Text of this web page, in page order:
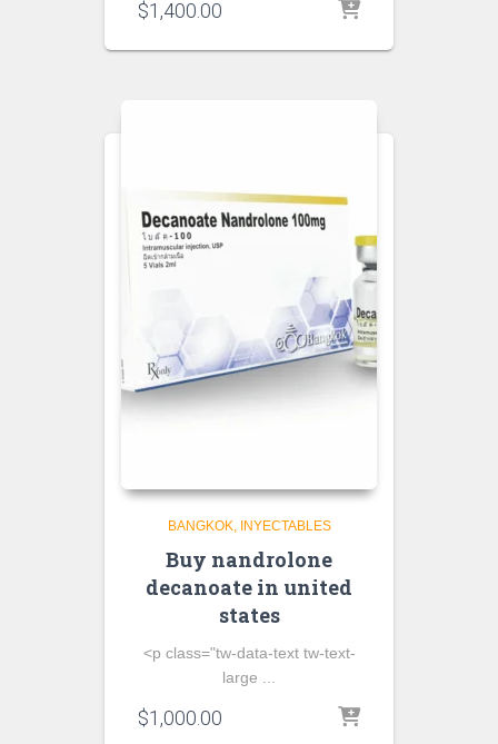
$1,400.00
BANGKOK INYECTABLES
Buy nandrolone
decanoate in united
states
<p class="tw-data-text tw-text-
large ...
$1,000.00